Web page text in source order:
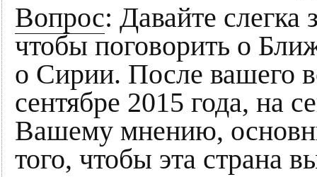
Вопрос: Давайте слегка
чтобы поговорить о
о Сирии. После вашего
сентябре 2015 года, на
Вашему мнению,
того, чтобы эта страна